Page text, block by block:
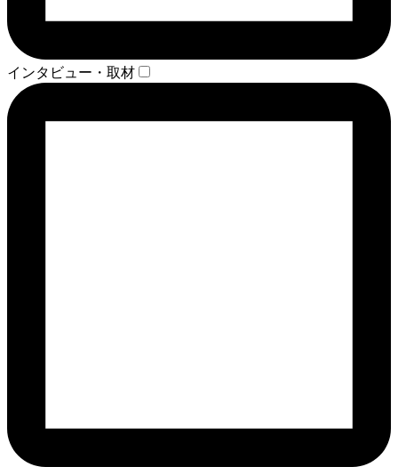
インタビュー・取材